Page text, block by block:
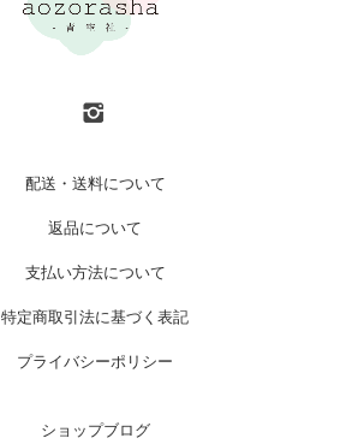
配送・送料について
返品について
支払い方法について
特定商取引法に基づく表記
プライバシーポリシー
ショップブログ